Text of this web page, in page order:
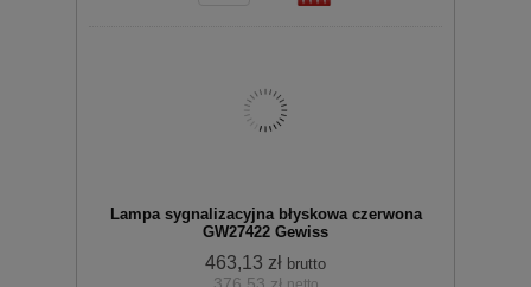
Lampa sygnalizacyjna błyskowa czerwona
GW27422 Gewiss
463,13 zł brutto
netto